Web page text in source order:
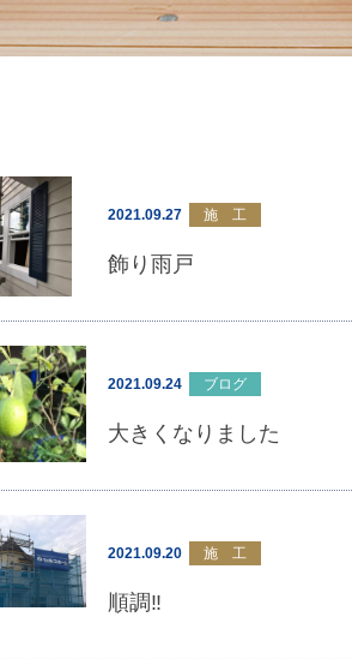
2021.09.27 施 工
飾り雨戸
2021.09.24 ブログ
大きくなりました
2021.09.20 施 工
順調‼